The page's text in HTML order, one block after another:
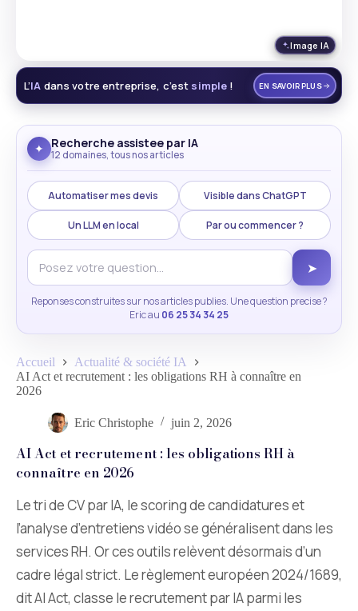
Image IA
L’IA dans votre entreprise, c’est simple ! EN SAVOIR PLUS
✦ Recherche assistee par IA
12 domaines, tous nos articles
Automatiser mes devis Visible dans ChatGPT
Un LLM en local Par ou commencer ?
➤
Reponses construites sur nos articles publies. Une question precise ?
Eric au 06 25 34 34 25
Accueil
Actualité & société IA
AI Act et recrutement : les obligations RH à connaître en
2026
Eric Christophe juin 2, 2026
AI Act et recrutement : les obligations RH à
connaître en 2026
Le tri de CV par IA, le scoring de candidatures et
l’analyse d’entretiens vidéo se généralisent dans les
services RH. Or ces outils relèvent désormais d’un
cadre légal strict. Le règlement européen 2024/1689,
dit AI Act, classe le recrutement par IA parmi les